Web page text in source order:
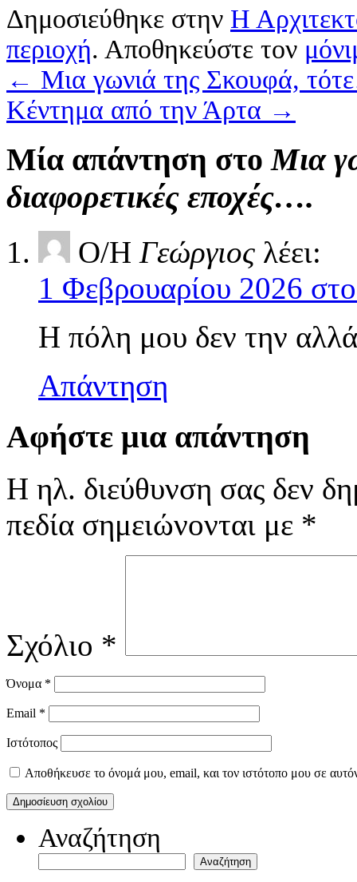
Δημοσιεύθηκε στην Η
περιοχή. Αποθηκεύστε τον
← Μια γωνιά της Σκουφά,
Κέντημα από την Άρτα →
Μία απάντηση στοΜια
διαφορετικές εποχές….
Ο/Η Γεώργιος λέει:
1 Φεβρουαρίου 2026
Η πόλη μου δεν την
Απάντηση
Αφήστε μια απάντηση
Η ηλ. διεύθυνση σας δεν
πεδία σημειώνονται με *
Σχόλιο *
Όνομα *
Email *
Ιστότοπος
Αποθήκευσε το όνομά μου, email, και τον ιστότοπο μου σε
Αναζήτηση
Αναζήτηση